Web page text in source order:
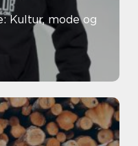
Kultur, mode og